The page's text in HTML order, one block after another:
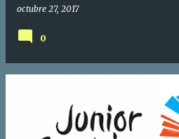
octubre 27, 2017
0